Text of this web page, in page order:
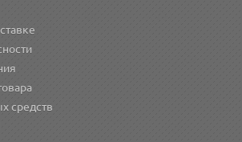
средств